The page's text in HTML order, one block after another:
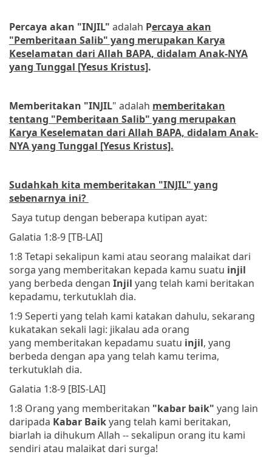
Percaya akan "INJIL" adalah Percaya akan
"Pemberitaan Salib" yang merupakan Karya
Keselamatan dari Allah BAPA, didalam Anak-NYA
yang Tunggal [Yesus Kristus].
Memberitakan "INJIL" adalah memberitakan
tentang "Pemberitaan Salib" yang merupakan
Karya Keselematan dari Allah BAPA, didalam Anak-
NYA yang Tunggal [Yesus Kristus].
Sudahkah kita memberitakan "INJIL" yang
sebenarnya ini?
Saya tutup dengan beberapa kutipan ayat:
Galatia 1:8-9 [TB-LAI]
1:8 Tetapi sekalipun kami atau seorang malaikat dari
sorga yang memberitakan kepada kamu suatu injil
yang berbeda dengan Injil yang telah kami beritakan
kepadamu, terkutuklah dia.
1:9 Seperti yang telah kami katakan dahulu, sekarang
kukatakan sekali lagi: jikalau ada orang
yang memberitakan kepadamu suatu injil, yang
berbeda dengan apa yang telah kamu terima,
terkutuklah dia.
Galatia 1:8-9 [BIS-LAI]
1:8 Orang yang memberitakan "kabar baik" yang lain
daripada Kabar Baikyang telah kami beritakan,
biarlah ia dihukum Allah -- sekalipun orang itu kami
sendiri atau malaikat dari surga!